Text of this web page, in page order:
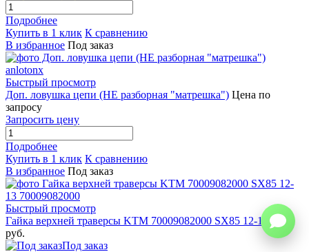
Подробнее
Купить в 1 клик К сравнению
В избранное Под заказ
Быстрый просмотр
Доп. ловушка цепи (НЕ разборная "матрешка") Цена по
запросу
Запросить цену
Подробнее
Купить в 1 клик К сравнению
В избранное Под заказ
Быстрый просмотр
Гайка верхней траверсы KTM 70009082000 SX85 12-13
500
руб.
Под заказ